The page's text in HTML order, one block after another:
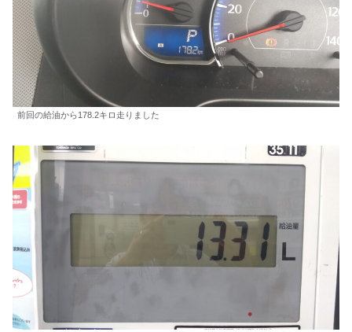
前回の給油から178.2キロ走りました